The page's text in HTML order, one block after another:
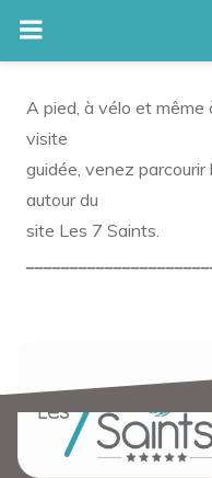
content
A pied, à vélo et même
visite
guidée, venez
autour du
site Les 7 Saints.